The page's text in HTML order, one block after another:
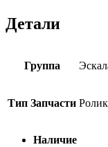
Детали
Группа
Тип Запчасти
Наличие